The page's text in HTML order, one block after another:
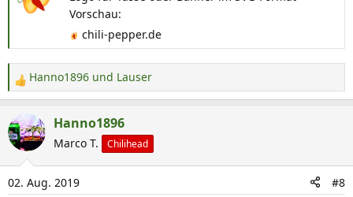
Vorschau:
chili-pepper.de
R
e
a
k
t
i
o
Hanno1896 und Lauser
Hanno1896
Marco T. Chilihead
02. Aug. 2019 #8